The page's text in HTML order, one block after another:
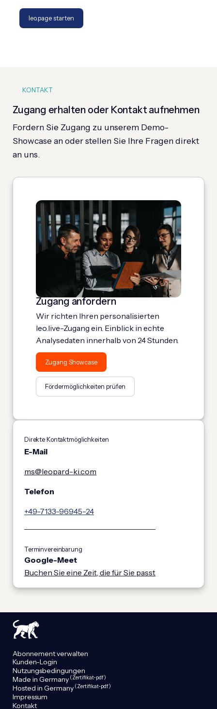
leo.page starten
KONTAKT
Zugang erhalten oder Kontakt aufnehmen
Fordern Sie Zugang zu unserem Demo-
Showcase an oder stellen Sie Ihre Fragen direkt
an uns.
Zugang anfordern
Wir richten Ihren personalisierten
leo.live-Zugang ein. Einblick in echte
Analysedaten innerhalb von 24 Stunden.
Zugang Showcase
Fördermöglichkeiten prüfen
Direkte Kontaktmöglichkeiten
E-Mail
ms@leopard-ki.com
Telefon
+49-7133-96945-24
Terminvereinbarung
Google-Meet
Buchen Sie eine Zeit, die für Sie passt
Abonnement verwalten
Kunden-Login
Nutzungsbedingungen
Made in Germany (Zertifikat-pdf)
Hosted in Germany (Zertifikat-pdf)
Impressum
Kontakt